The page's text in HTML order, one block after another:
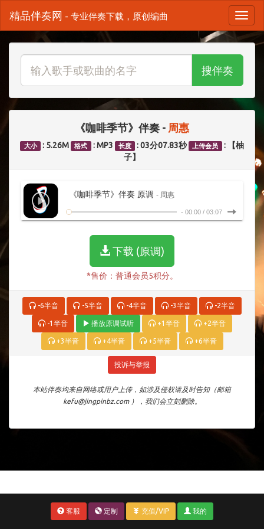
精品伴奏网 - 专业伴奏下载，原创编曲
搜伴奏
《咖啡季节》伴奏 - 周惠
大小 : 5.26M 格式 : MP3 长度 : 03分07.83秒 上传会员
: 【柚
子】
《咖啡季节》伴奏 原调 - 周惠
- 00:00 / 03:07
下载 (原调)
*售价：普通会员5积分。
-6半音 -5半音 -4半音 -3半音 -2半音
-1半音 播放原调试听 +1半音 +2半音
+3半音 +4半音 +5半音 +6半音
投诉与举报
本站伴奏均来自网络或用户上传，如涉及侵权请及时告知（邮箱
kefu@jingpinbz.com ），我们会立刻删除。
客服 定制 充值/VIP 我的